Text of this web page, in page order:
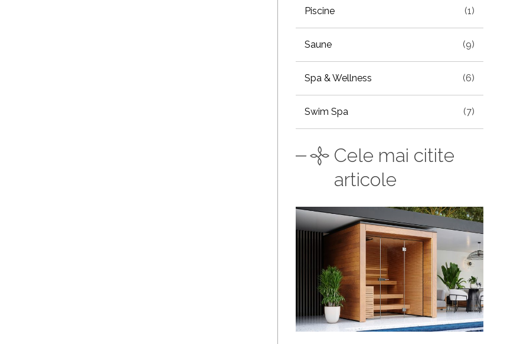
Piscine (1)
Saune (9)
Spa & Wellness (6)
Swim Spa (7)
Cele mai citite
articole